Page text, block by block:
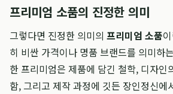
프리미엄 소품의 진정한 의미
그렇다면 진정한 의미의 프리미엄 소품
히 비싼 가격이나 명품 브랜드를 의미하
한 프리미엄은 제품에 담긴 철학, 디자인
함, 그리고 제작 과정에 깃든 장인정신에